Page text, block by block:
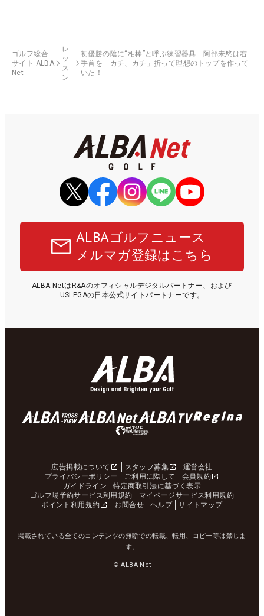
ゴルフ総合
サイト ALBA
Net
レ
ッ
ス
ン
初優勝の陰に“相棒”と呼ぶ練習器具 阿部未悠は右
手首を「カチ、カチ」折って理想のトップを作って
いた！
ALBAゴルフニュース
メルマガ登録はこちら
ALBA NetはR&Aのオフィシャルデジタルパートナー、および
USLPGAの日本公式サイトパートナーです。
広告掲載について スタッフ募集
運営会社
プライバシーポリシー
ご利用に際して
会員規約
ガイドライン
特定商取引法に基づく表示
ゴルフ場予約サービス利用規約
マイページサービス利用規約
ポイント利用規約
お問合せ ヘルプ サイトマップ
掲載されている全てのコンテンツの無断での転載、転用、コピー等は禁じま
す。
© ALBA Net